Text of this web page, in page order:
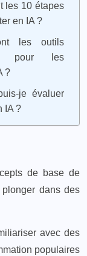
les 10 étapes
en IA ?
les outils
pour les
?
je évaluer
IA ?
de base de
plonger dans des
avec des
populaires